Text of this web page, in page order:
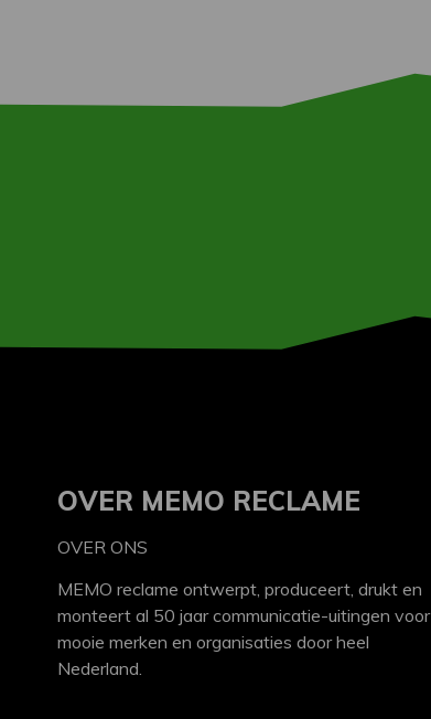
OVER MEMO RECLAME
OVER ONS
MEMO reclame ontwerpt, produceert, drukt en
monteert al 50 jaar communicatie-uitingen voor
mooie merken en organisaties door heel
Nederland.